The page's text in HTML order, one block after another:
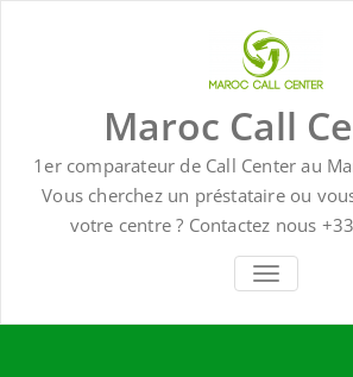
Maroc Call
1er comparateur de Call Center au
Vous cherchez un préstataire ou
votre centre ? Contactez nous
TOGGLE